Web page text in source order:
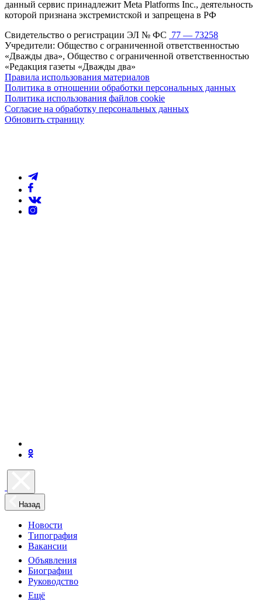
данный сервис принадлежит Meta Platforms Inc., деятельность
которой признана экстремистской и запрещена в РФ
Свидетельство о регистрации ЭЛ № ФС 77 — 73258
Учредители: Общество с ограниченной ответственностью
«Дважды два», Общество с ограниченной ответственностью
«Редакция газеты «Дважды два»
Правила использования материалов
Политика в отношении обработки персональных данных
Политика использования файлов cookie
Согласие на обработку персональных данных
Обновить страницу
Назад
Новости
Типография
Вакансии
Объявления
Биографии
Руководство
Ещё